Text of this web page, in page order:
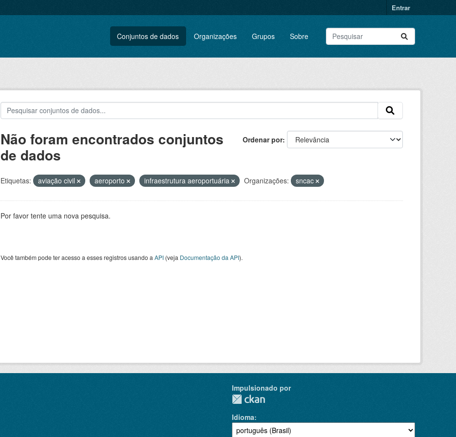
Entrar
Conjuntos de dados Organizações Grupos Sobre
Ordenar por
Não foram encontrados conjuntos
de dados
Etiquetas: aviação civil aeroporto infraestrutura aeroportuária Organizações: sncac
Por favor tente uma nova pesquisa.
Você também pode ter acesso a esses registros usando a API(veja Documentação da API).
Impulsionado por
Idioma